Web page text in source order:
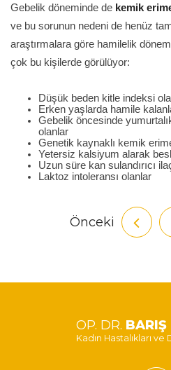
Gebelik döneminde de kemik
ve bu sorunun nedeni de henüz
araştırmalara göre hamilelik
çok bu kişilerde görülüyor:
Düşük beden kitle indeksi
Erken yaşlarda hamile
Gebelik öncesinde
olanlar
Genetik kaynaklı kemik
Yetersiz kalsiyum alarak
Uzun süre kan sulandırıcı
Laktoz intoleransı olanlar
Önceki
OP. DR. BARIŞ
Kadın Hastalıkları